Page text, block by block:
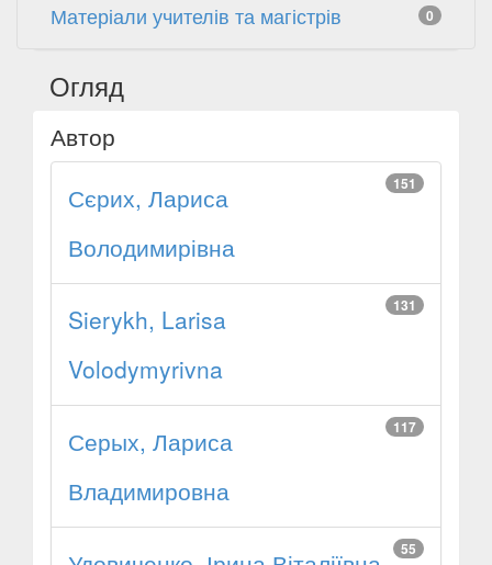
Матеріали учителів та магістрів 0
Огляд
Автор
151
Сєрих, Лариса
Володимирівна
131
Sierykh, Larisa
Volodymyrivna
117
Серых, Лариса
Владимировна
55